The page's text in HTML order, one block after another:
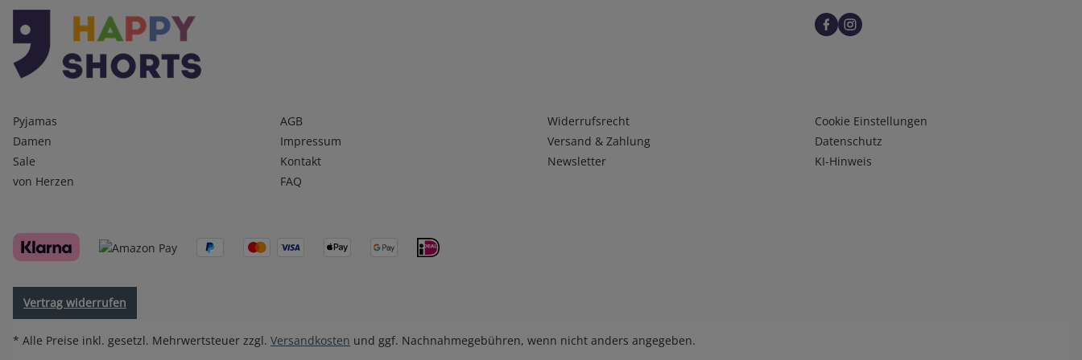
Kategorien
Pyjamas
Damen
Sale
von Herzen
Infos 1
AGB
Impressum
Kontakt
FAQ
Infos 2
Widerrufsrecht
Versand & Zahlung
Newsletter
Infos 3
Cookie Einstellungen
Datenschutz
KI-Hinweis
Vertrag widerrufen
* Alle Preise inkl. gesetzl. Mehrwertsteuer zzgl. Versandkosten und ggf. Nachnahmegebühren, wenn nicht anders angegeben.